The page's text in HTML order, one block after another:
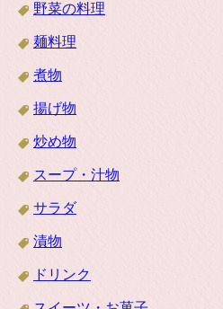
野菜の料理
麺料理
煮物
揚げ物
炒め物
スープ・汁物
サラダ
漬物
ドリンク